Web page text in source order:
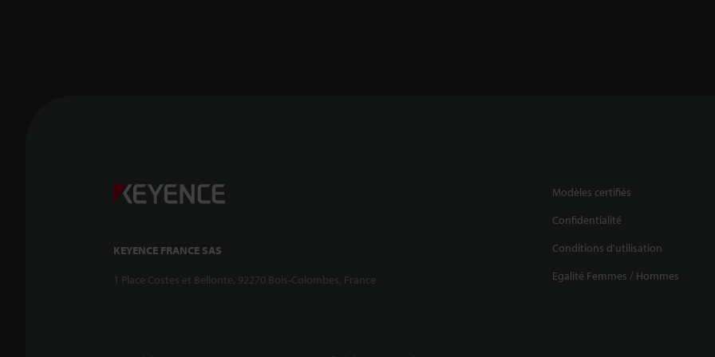
KEYENCE FRANCE SAS
1 Place Costes et Bellonte, 92270 Bois-Colombes, France
Modèles certifiés
Confidentialité
Conditions d'utilisation
Egalité Femmes / Hommes